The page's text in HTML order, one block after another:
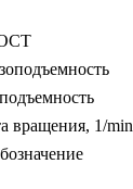
вращения, 1/min